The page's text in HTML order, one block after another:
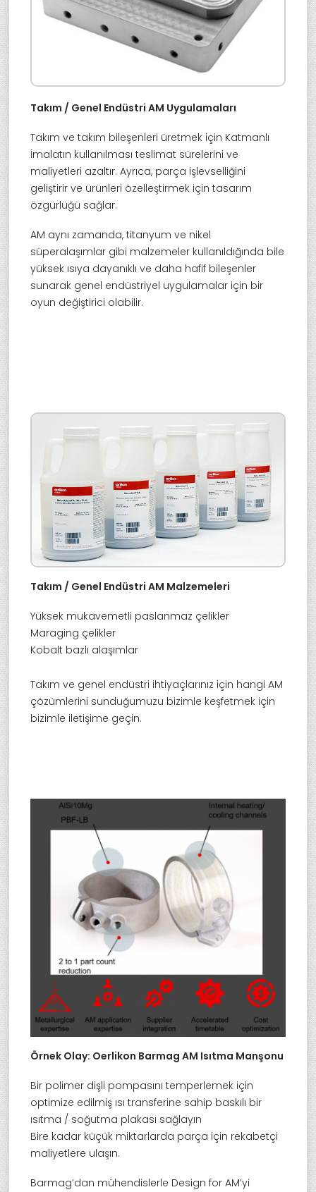
Takım / Genel Endüstri AM Uygulamaları
Takım ve takım bileşenleri üretmek için Katmanlı
İmalatın kullanılması teslimat sürelerini ve
maliyetleri azaltır. Ayrıca, parça işlevselliğini
geliştirir ve ürünleri özelleştirmek için tasarım
özgürlüğü sağlar.
AM aynı zamanda, titanyum ve nikel
süperalaşımlar gibi malzemeler kullanıldığında bile
yüksek ısıya dayanıklı ve daha hafif bileşenler
sunarak genel endüstriyel uygulamalar için bir
oyun değiştirici olabilir.
Takım / Genel Endüstri AM Malzemeleri
Yüksek mukavemetli paslanmaz çelikler
Maraging çelikler
Kobalt bazlı alaşımlar
Takım ve genel endüstri ihtiyaçlarınız için hangi AM
çözümlerini sunduğumuzu bizimle keşfetmek için
bizimle iletişime geçin.
Örnek Olay: Oerlikon Barmag AM Isıtma Manşonu
Bir polimer dişli pompasını temperlemek için
optimize edilmiş ısı transferine sahip baskılı bir
ısıtma / soğutma plakası sağlayın
Bire kadar küçük miktarlarda parça için rekabetçi
maliyetlere ulaşın.
Barmag’dan mühendislerle Design for AM’yi